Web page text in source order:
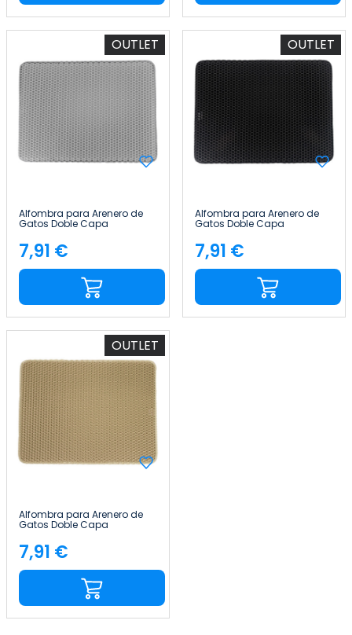
OUTLET
Alfombra para Arenero de
Gatos Doble Capa
Antideslizante Impermeable
Forma Rectangular
65x40cm Glückpet
Precio
7,91 €
OUTLET
Alfombra para Arenero de
Gatos Doble Capa
Antideslizante Impermeable
Forma Rectangular
65x40cm Glückpet
Precio
7,91 €
OUTLET
Alfombra para Arenero de
Gatos Doble Capa
Antideslizante Impermeable
Forma Rectangular
65x40cm Glückpet
Precio
7,91 €